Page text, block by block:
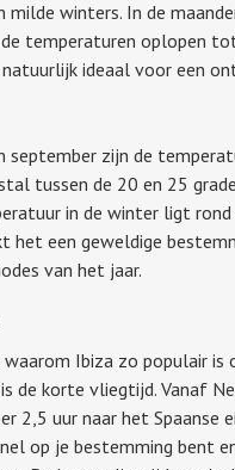
milde winters. In de
temperaturen oplopen
ideaal voor een
september zijn de
tussen de 20 en 25
in de winter ligt rond
het een geweldige
van het jaar.
waarom Ibiza zo populair is
de korte vliegtijd. Vanaf
2,5 uur naar het Spaanse
op je bestemming bent